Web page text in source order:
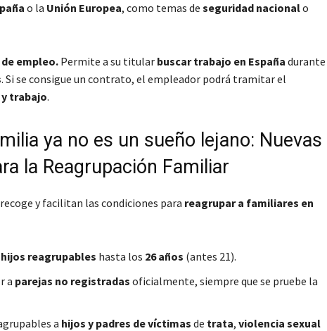
o la Unión Europea, como temas de seguridad nacionalo
empleo.Permite a su titular buscar trabajo en España durante
. Si se consigue un contrato, el empleador podrá tramitar el
trabajo.
ya no es un sueño lejano: Nuevas
la Reagrupación Familiar
y facilitan las condiciones para reagrupar a familiares en
hijos reagrupables hasta los 26 años (antes 21).
a parejas no registradas oficialmente, siempre que se pruebe la
a hijos y padres de víctimas de trata, violencia sexual